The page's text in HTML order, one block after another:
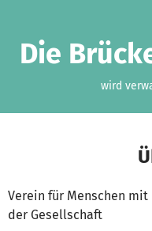
Die
wird
Verein für Menschen mit
der Gesellschaft